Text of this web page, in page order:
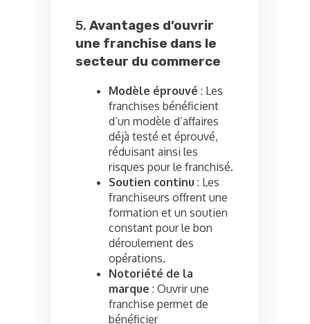
5. Avantages d’ouvrir
une franchise dans le
secteur du commerce
Modèle éprouvé : Les
franchises bénéficient
d’un modèle d’affaires
déjà testé et éprouvé,
réduisant ainsi les
risques pour le franchisé.
Soutien continu : Les
franchiseurs offrent une
formation et un soutien
constant pour le bon
déroulement des
opérations.
Notoriété de la
marque : Ouvrir une
franchise permet de
bénéficier